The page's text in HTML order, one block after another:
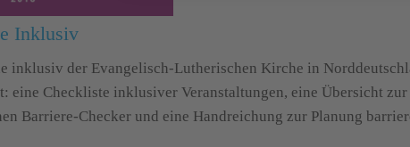
Inklusiv
inklusiv der Evangelisch-Lutherischen Kirche in
eine Checkliste inklusiver Veranstaltungen, eine Übersicht
Barriere-Checker und eine Handreichung zur Planung